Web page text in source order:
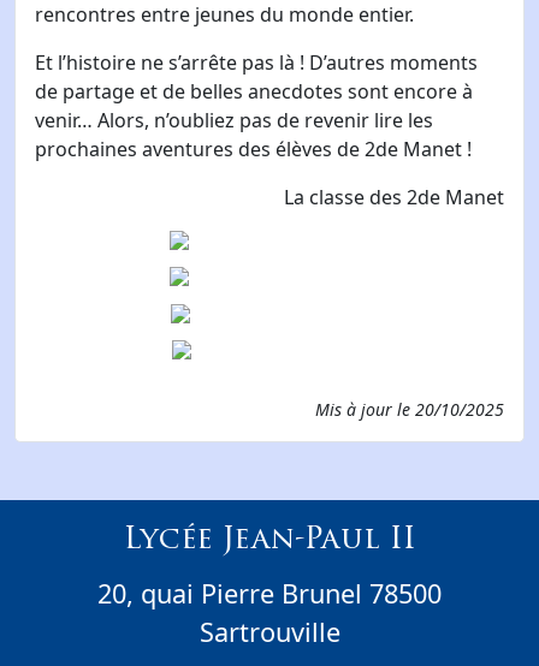
rencontres entre jeunes du monde entier.
Et l’histoire ne s’arrête pas là ! D’autres moments
de partage et de belles anecdotes sont encore à
venir… Alors, n’oubliez pas de revenir lire les
prochaines aventures des élèves de 2de Manet !
La classe des 2de Manet
Mis à jour le 20/10/2025
Lycée Jean-Paul II
20, quai Pierre Brunel 78500
Sartrouville